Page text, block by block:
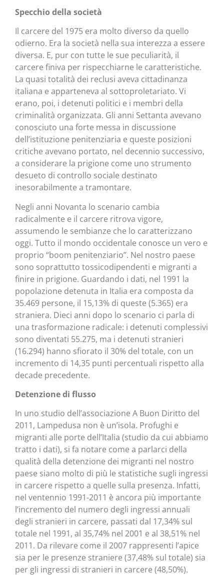
Specchio della società
Il carcere del 1975 era molto diverso da quello
odierno. Era la società nella sua interezza a essere
diversa. E, pur con tutte le sue peculiarità, il
carcere finiva per rispecchiarne le caratteristiche.
La quasi totalità dei reclusi aveva cittadinanza
italiana e apparteneva al sottoproletariato. Vi
erano, poi, i detenuti politici e i membri della
criminalità organizzata. Gli anni Settanta avevano
conosciuto una forte messa in discussione
dell’istituzione penitenziaria e queste posizioni
critiche avevano portato, nel decennio successivo,
a considerare la prigione come uno strumento
desueto di controllo sociale destinato
inesorabilmente a tramontare.
Negli anni Novanta lo scenario cambia
radicalmente e il carcere ritrova vigore,
assumendo le sembianze che lo caratterizzano
oggi. Tutto il mondo occidentale conosce un vero e
proprio “boom penitenziario”. Nel nostro paese
sono soprattutto tossicodipendenti e migranti a
finire in prigione. Guardando i dati, nel 1991 la
popolazione detenuta in Italia era composta da
35.469 persone, il 15,13% di queste (5.365) era
straniera. Dieci anni dopo lo scenario ci parla di
una trasformazione radicale: i detenuti complessivi
sono diventati 55.275, ma i detenuti stranieri
(16.294) hanno sfiorato il 30% del totale, con un
incremento di 14,35 punti percentuali rispetto alla
decade precedente.
Detenzione di flusso
In uno studio dell’associazione A Buon Diritto del
2011, Lampedusa non è un’isola. Profughi e
migranti alle porte dell’Italia (studio da cui abbiamo
tratto i dati), si fa notare come a parlarci della
qualità della detenzione dei migranti nel nostro
paese siano molto di più le statistiche sugli ingressi
in carcere rispetto a quelle sulla presenza. Infatti,
nel ventennio 1991-2011 è ancora più importante
l’incremento del numero degli ingressi annuali
degli stranieri in carcere, passati dal 17,34% sul
totale nel 1991, al 35,74% nel 2001 e al 38,51% nel
2011. Da rilevare come il 2007 rappresenti l’apice
sia per le presenze straniere (37,48% sul totale) sia
per gli ingressi di stranieri in carcere (48,50%).